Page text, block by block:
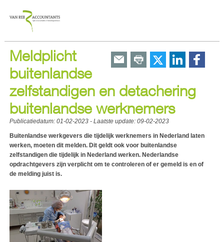
Meldplicht
buitenlandse
zelfstandigen en detachering
buitenlandse werknemers
Publicatiedatum: 01-02-2023- Laatste update: 09-02-2023
Buitenlandse werkgevers die tijdelijk werknemers in Nederland laten
werken, moeten dit melden. Dit geldt ook voor buitenlandse
zelfstandigen die tijdelijk in Nederland werken. Nederlandse
opdrachtgevers zijn verplicht om te controleren of er gemeld is en of
de melding juist is.